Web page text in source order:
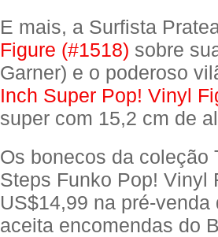
E mais, a Surfista
Figure (#1518) sobre
Garner) e o poderoso
Inch Super Pop! Vinyl
super com 15,2 cm de
Os bonecos da coleção
Steps Funko Pop! Vinyl
US$14,99 na pré-venda
aceita encomendas do